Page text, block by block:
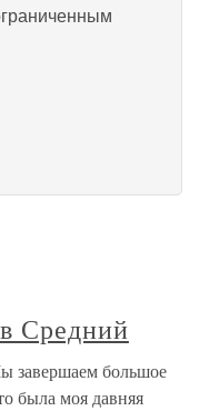
Средний
завершаем большое
была моя давняя